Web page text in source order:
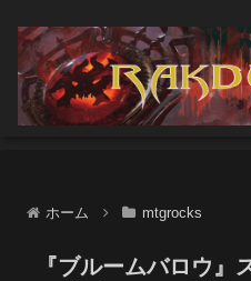
ホーム mtgrocks
『ブルームバロウ』